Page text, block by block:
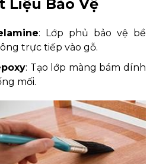
Liệu Bảo Vệ
: Lớp phủ bảo vệ bề
trực tiếp vào gỗ.
: Tạo lớp màng bám dính
mối.